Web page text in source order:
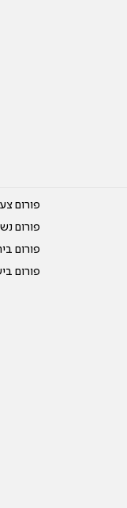
פורום
פורום
פורום
פורום